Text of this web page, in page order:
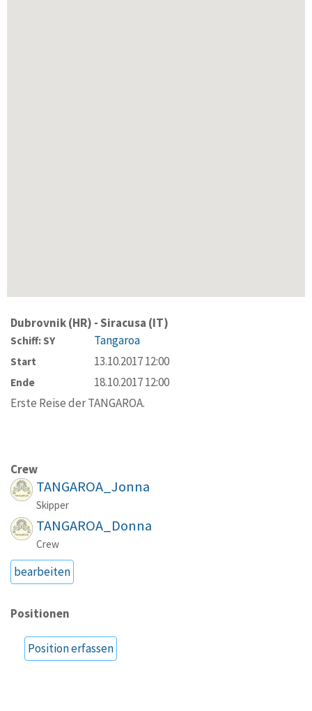
Dubrovnik (HR) - Siracusa (IT)
Schiff: SY Tangaroa
Start 13.10.2017 12:00
Ende
18.10.2017 12:00
Erste Reise der TANGAROA.
Crew
TANGAROA_Jonna
Skipper
TANGAROA_Donna
Crew
bearbeiten
Positionen
Position erfassen